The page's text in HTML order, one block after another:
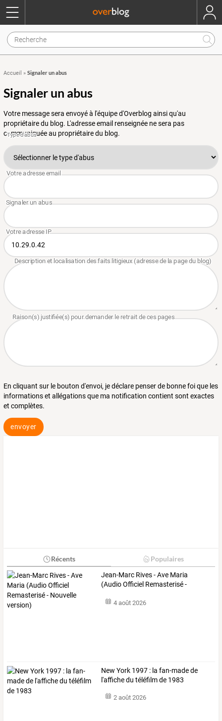
Accueil » Signaler un abus
Signaler un abus
Votre message sera envoyé à l'équipe d'Overblog ainsi qu'au
propriétaire du blog. L'adresse email renseignée ne sera pas
communiquée au propriétaire du blog.
En cliquant sur le bouton d'envoi, je déclare penser de bonne foi que les
informations et allégations que ma notification contient sont exactes
et complètes.
envoyer
Récents Populaires
Jean-Marc Rives-Ave Maria
(AudioOfficiel Remasterisé-
4 août 2026
New York 1997 : la fan-made de
l'affiche du téléfilm de 1983
2 août 2026